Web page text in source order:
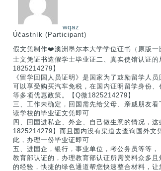
wqaz
Účastník (Participant)
假文凭制作❤️澳洲墨尔本大学学位证书（原版
士文凭证书造假学士毕业证二、真实使馆认证
1825214279】
《留学回国人员证明》是国家为了鼓励留学人
可以享受购买汽车免税，在国内证明留学身份
等多项优惠政策。【Q微1825214279】
三、工作未确定，回国需先给父母、亲戚朋友
读学校的毕业证文凭即可
四、回国进私企、外企、自己做生意的情况，
1825214279】而且国内没有渠道去查询国外
此，办理一份毕业证即可
五、进国企，银行，事业单位，考公务员等等
教育部认证的，办理教育部认证所需资料众多
的经验，快捷的绿色通道帮您快速整合材料，